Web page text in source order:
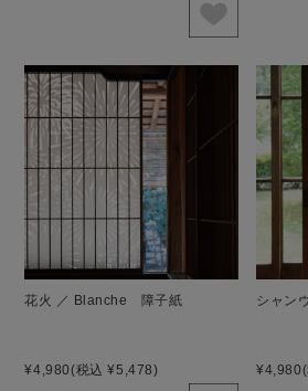
花火 ／ Blanche 障子紙
¥4,980(税込 ¥5,478)
シャン
¥4,980